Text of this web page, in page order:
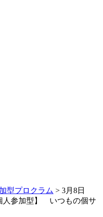
型プロクラム > 3月8日
参加型】 いつもの個サ